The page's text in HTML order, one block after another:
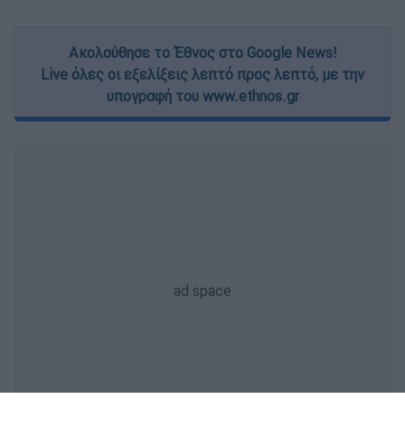
Ακολούθησε το Έθνος στο Google News!
Live όλες οι εξελίξεις λεπτό προς λεπτό, με την
υπογραφή του www.ethnos.gr